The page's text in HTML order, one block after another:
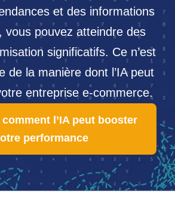
et des informations
vous pouvez atteindre des
significatifs. Ce n’est
de la manière dont l’IA peut
entreprise e-commerce.
l’IA peut booster
performance